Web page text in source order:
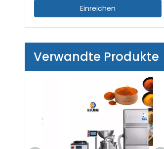
Einreichen
Verwandte Produkte